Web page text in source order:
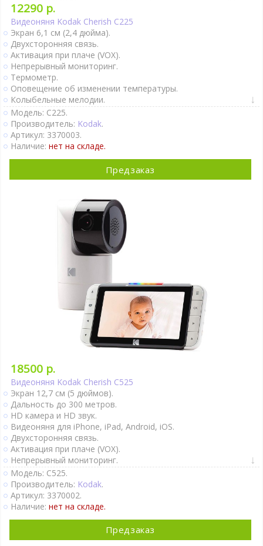
12290 р.
Видеоняня Kodak Cherish C225
Экран 6,1 см (2,4 дюйма).
Двухсторонняя связь.
Активация при плаче (VOX).
Непрерывный мониторинг.
Термометр.
Оповещение об изменении температуры.
Колыбельные мелодии.
Поворот камеры удалённо.
Автономное питание детского блока.
Крепление на стене.
Ночное видение.
Модель: C225.
Производитель: Kodak.
Артикул: 3370003.
Наличие:нет на складе.
Предзаказ
18500 р.
Видеоняня Kodak Cherish C525
Экран 12,7 см (5 дюймов).
Дальность до 300 метров.
HD камера и HD звук.
Видеоняня для iPhone, iPad, Android, iOS.
Двухсторонняя связь.
Активация при плаче (VOX).
Непрерывный мониторинг.
Термометр.
Колыбельные мелодии.
Поворот камеры удалённо.
Автономное питание детского блока.
Интернет-доступ через Wi-Fi.
Модель: C525.
Производитель: Kodak.
Артикул: 3370002.
Наличие:нет на складе.
Предзаказ